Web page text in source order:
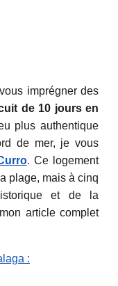
imprégner des
de 10 jours en
plus authentique
de mer, je vous
. Ce logement
plage, mais à cinq
et de la
article complet
: